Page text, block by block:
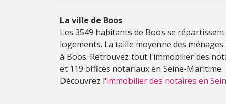
La ville de Boos
Les 3549 habitants de Boos se
logements. La taille moyenne des
à Boos. Retrouvez tout l'immobilier des
et 119 offices notariaux en Seine-Maritime.
Découvrez l'immobilier des notaires en